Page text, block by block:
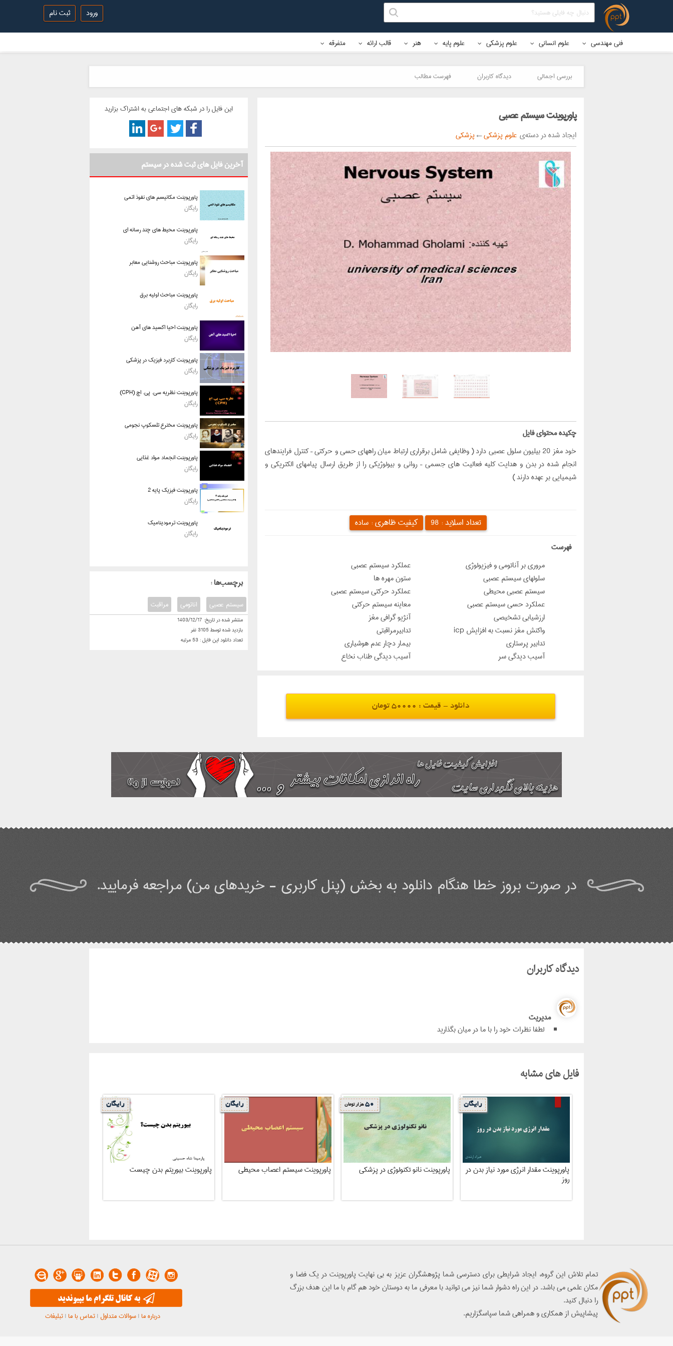
ورود ثبت نام
فنی مهندسی علوم انسانی علوم پزشکی علوم پایه هنر قالب ارائه متفرقه
بررسی اجمالی دیدگاه کاربران فهرست مطالب
پاورپوینت سیستم عصبی
ایجاد شده در دسته‌ی علوم پزشکی←پزشکی
‌چکیده محتوای فایل
خود مغز 20 بیلیون سلول عصبی دارد ( وظایفی شامل برقراری ارتباط میان راههای حسی و حرکتی – کنترل فرایندهای
انجام شده در بدن و هدایت کلیه فعالیت های جسمی – روانی و بیولوژیکی را از طریق ارسال پیامهای الکتریکی و
شیمیایی بر عهده دارند )
کیفیت ظاهری : ساده تعداد اسلاید : 98
‌فهرست
مروری بر آناتومی و فیزیولوژی
عملکرد سیستم عصبی
سلولهای سیستم عصبی
ستون مهره ها
سیستم عصبی محیطی
عملکرد حركتي سیستم عصبی
عملکرد حسي سیستم عصبی
معاينه سيستم حركتي
ارزشيابي تشخيصي
آنژیو گرافی مغز
واكنش مغز نسبت به افزايش icp
تدابيرمراقبتي
تدابير پرستاري
بيمار دچار عدم هوشياري
آسیب دیدگی سر
آسیب دیدگی طناب نخاع
دانلود - قیمت : 50000 تومان
این فایل را در شبکه های اجتماعی به اشتراک بزارید
آخرین فایل های ثبت شده در سیستم
پاورپوینت مکانیسم های نفوذ اتمی
رایگان
پاورپوینت محیط های چند رسانه ای
رایگان
پاورپوینت مباحث روشنایی معابر
رایگان
پاورپوینت مباحث اولیه برق
رایگان
پاورپوینت احیا اکسید های آهن
رایگان
پاورپوینت کاربرد فیزیک در پزشکی
رایگان
پاورپوینت نظریه سی. پی. اچ (CPH)
رایگان
پاورپوینت مخترع تلسکوپ نجومی
رایگان
پاورپوینت انجماد مواد غذایی
رایگان
پاورپوینت فیزیک پایه 2
رایگان
پاورپوینت ترمودینامیک
رایگان
: برچسب‌ها
مراقبت اناتومی سیستم عصبی
منتشر شده در تاریخ: 1403/12/17
بازدید شده توسط3105نفر
تعداد دانلود این فایل :53مرتبه
در صورت بروز خطا هنگام دانلود به بخش (پنل کاربری - خریدهای من) مراجعه فرمایید.
دیدگاه کاربران
مدیریت
لطفا نظرات خود را با ما در میان بگذارید
فایل های مشابه
پاورپوینت بیوریتم بدن چیست
رایگان
پاورپوینت سیستم اعصاب محیطی
رایگان
پاورپوینت نانو تکنولوژی در پزشکی
50 هزار تومان
پاورپوینت مقدار انرژی مورد نیاز بدن در
روز
رایگان
تمام تلاش اين گروه، ايجاد شرايطي براي دسترسي شما پژوهشگران عزيز به بي نهايت پاورپوينت در يك فضا و
مكان علمي مي باشد. در اين راه دشوار شما نيز مي توانيد با معرفي ما به دوستان خود هم گام با ما اين هدف بزرگ
را دنبال كنيد.
پيشاپيش از همكاري و همراهي شما سپاسگزاريم.
درباره ما|سوالات متداول |تماس با ما|تبلیغات